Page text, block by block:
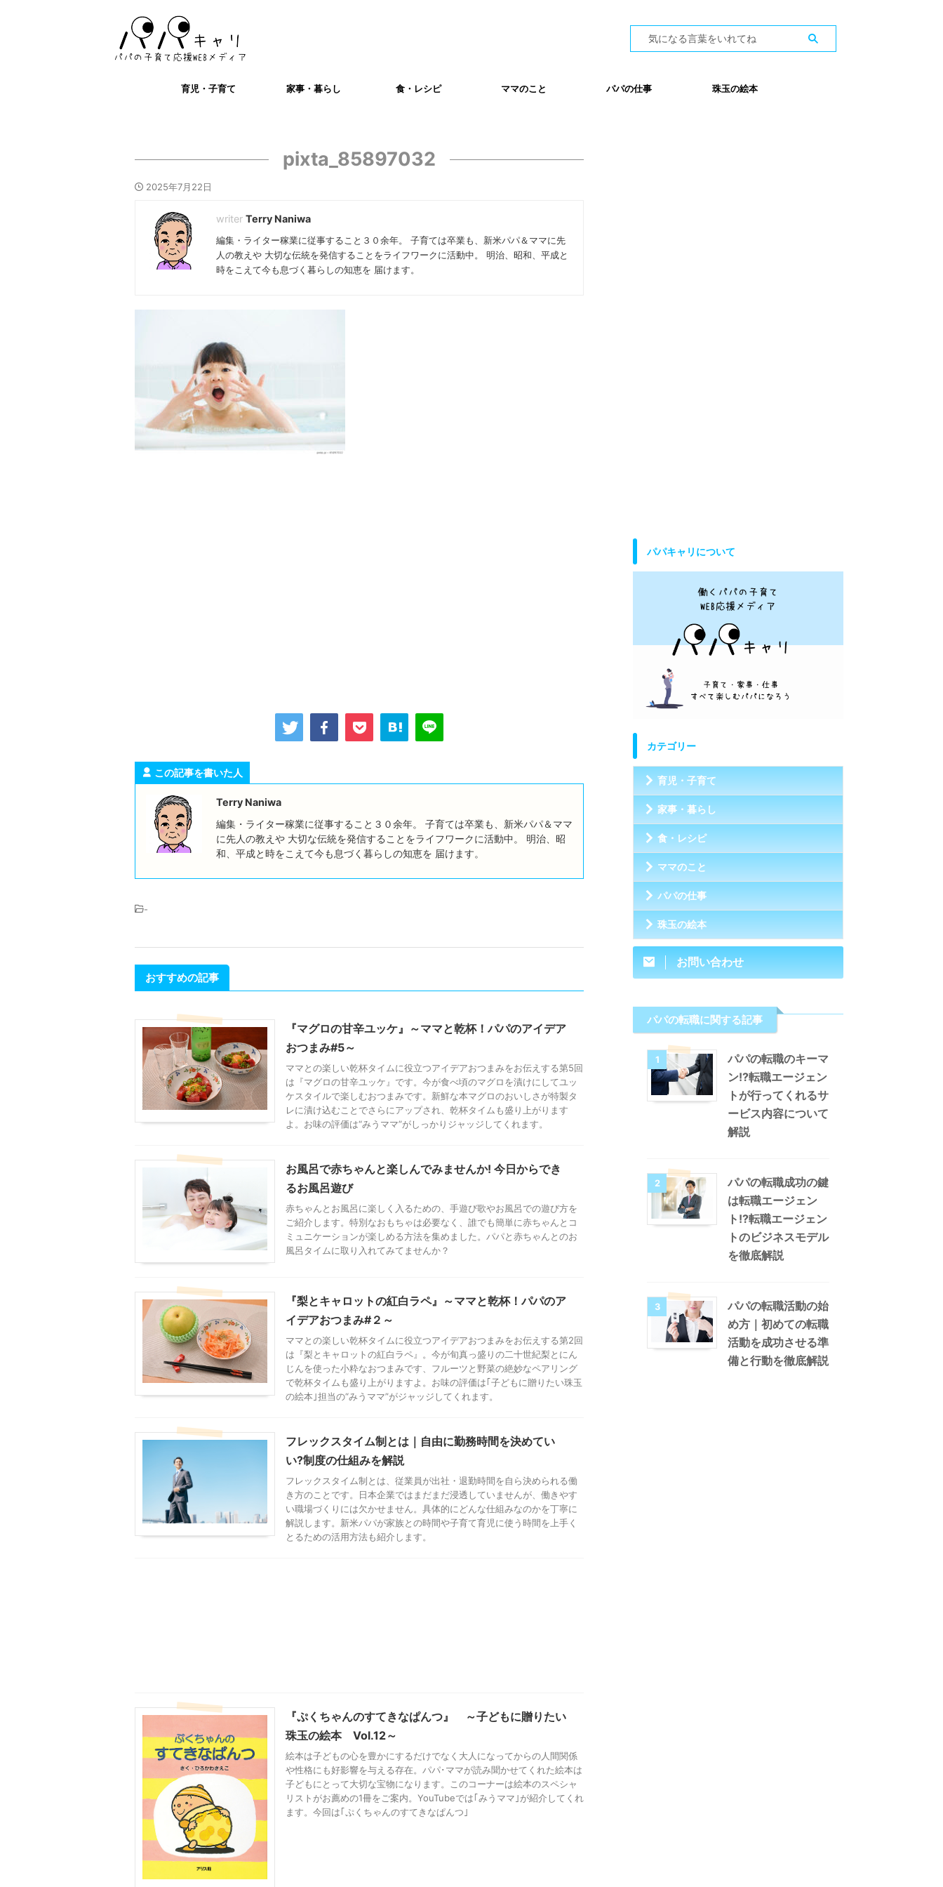
育児・子育て 家事・暮らし 食・レシピ ママのこと パパの仕事 珠玉の絵本
pixta_85897032
2025年7月22日
Terry Naniwa
編集・ライター稼業に従事すること３０余年。 子育ては卒業も、新米パパ＆ママに先
人の教えや 大切な伝統を発信することをライフワークに活動中。 明治、昭和、平成と
時をこえて今も息づく暮らしの知恵を 届けます。
この記事を書いた人
Terry Naniwa
編集・ライター稼業に従事すること３０余年。 子育ては卒業も、新米パパ＆ママ
に先人の教えや 大切な伝統を発信することをライフワークに活動中。 明治、昭
和、平成と時をこえて今も息づく暮らしの知恵を 届けます。
-
おすすめの記事
『マグロの甘辛ユッケ』～ママと乾杯！パパのアイデア
おつまみ#5～
ママとの楽しい乾杯タイムに役立つアイデアおつまみをお伝えする第5回
は『マグロの甘辛ユッケ』です。今が食べ頃のマグロを漬けにしてユッ
ケスタイルで楽しむおつまみです。新鮮な本マグロのおいしさが特製タ
レに漬け込むことでさらにアップされ、乾杯タイムも盛り上がります
よ。お味の評価は“みうママ”がしっかりジャッジしてくれます。
お風呂で赤ちゃんと楽しんでみませんか! 今日からでき
るお風呂遊び
赤ちゃんとお風呂に楽しく入るための、手遊び歌やお風呂での遊び方を
ご紹介します。特別なおもちゃは必要なく、誰でも簡単に赤ちゃんとコ
ミュニケーションが楽しめる方法を集めました。パパと赤ちゃんとのお
風呂タイムに取り入れてみてませんか？
『梨とキャロットの紅白ラペ』～ママと乾杯！パパのア
イデアおつまみ#２～
ママとの楽しい乾杯タイムに役立つアイデアおつまみをお伝えする第2回
は『梨とキャロットの紅白ラペ』。今が旬真っ盛りの二十世紀梨とにん
じんを使った小粋なおつまみです、フルーツと野菜の絶妙なペアリング
で乾杯タイムも盛り上がりますよ。お味の評価は｢子どもに贈りたい珠玉
の絵本｣担当の“みうママ”がジャッジしてくれます。
フレックスタイム制とは｜自由に勤務時間を決めてい
い?制度の仕組みを解説
フレックスタイム制とは、従業員が出社・退勤時間を自ら決められる働
き方のことです。日本企業ではまだまだ浸透していませんが、働きやす
い職場づくりには欠かせません。具体的にどんな仕組みなのかを丁寧に
解説します。新米パパが家族との時間や子育て育児に使う時間を上手く
とるための活用方法も紹介します。
『ぷくちゃんのすてきなぱんつ』 ～子どもに贈りたい
珠玉の絵本 Vol.12～
絵本は子どもの心を豊かにするだけでなく大人になってからの人間関係
や性格にも好影響を与える存在。パパ･ママが読み聞かせてくれた絵本は
子どもにとって大切な宝物になります。このコーナーは絵本のスペシャ
リストがお薦めの1冊をご案内。YouTubeでは｢みうママ｣が紹介してくれ
ます。今回は｢ぷくちゃんのすてきなぱんつ｣
パパキャリについて
カテゴリー
育児・子育て
家事・暮らし
食・レシピ
ママのこと
パパの仕事
珠玉の絵本
お問い合わせ
パパの転職に関する記事
1
パパの転職のキーマ
ン!?転職エージェン
トが行ってくれるサ
ービス内容について
解説
2
パパの転職成功の鍵
は転職エージェン
ト!?転職エージェン
トのビジネスモデル
を徹底解説
3
パパの転職活動の始
め方｜初めての転職
活動を成功させる準
備と行動を徹底解説